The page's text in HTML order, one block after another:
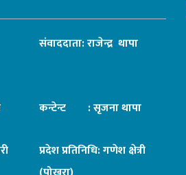
संवाददाता: राजेन्द्र थापा
कन्टेन्ट : सृजना थापा
प्रदेश प्रतिनिधि: गणेश क्षेत्री